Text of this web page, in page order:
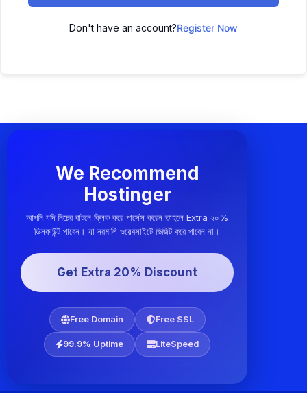
Don't have an account?Register Now
We Recommend
Hostinger
আপনি যদি নিচের বাটনে ক্লিক করে পার্সেস করেন তাহলে Extra ২০%
ডিসকাউন্ট পাবেন। যা নরমালি ওয়েবসাইটে ভিজিট করে পাবেন না।
Get Extra 20% Discount
Free Domain Free SSL
99.9% Uptime LiteSpeed